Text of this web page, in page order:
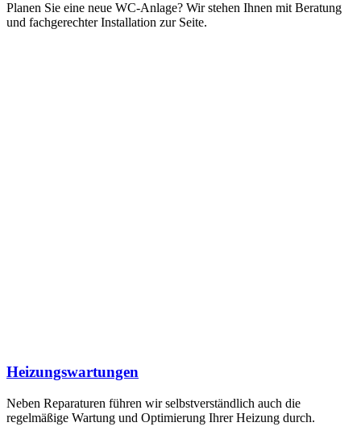
Planen Sie eine neue WC-Anlage? Wir stehen Ihnen mit Beratung
und fachgerechter Installation zur Seite.
Heizungswartungen
Neben Reparaturen führen wir selbstverständlich auch die
regelmäßige Wartung und Optimierung Ihrer Heizung durch.